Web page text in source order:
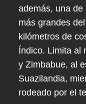
además, una
más grandes
kilómetros de
Índico. Limita al
y Zimbabue, al
Suazilandia,
rodeado por el